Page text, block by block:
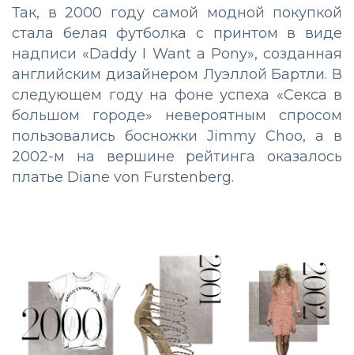
Так, в 2000 году самой модной покупкой
стала белая футболка с принтом в виде
надписи «Daddy I Want a Pony», созданная
английским дизайнером Луэллой Бартли. В
следующем году на фоне успеха «Секса в
большом городе» невероятным спросом
пользовались босножки Jimmy Choo, а в
2002-м на вершине рейтинга оказалось
платье Diane von Furstenberg.